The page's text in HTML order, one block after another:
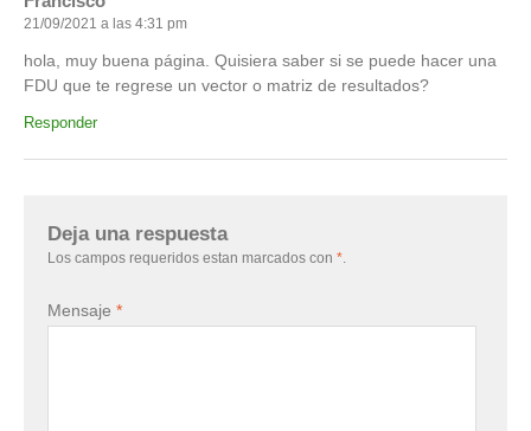
21/09/2021 a las 4:31 pm
hola, muy buena página. Quisiera saber si se puede hacer una
FDU que te regrese un vector o matriz de resultados?
Responder
Deja una respuesta
Los campos requeridos estan marcados con *
Mensaje *